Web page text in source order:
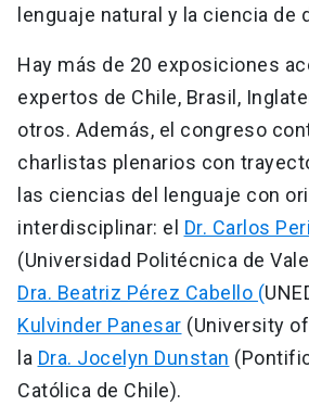
lenguaje natural y la ciencia de
Hay más de 20 exposiciones
expertos de Chile, Brasil,
otros. Además, el congreso
charlistas plenarios con
las ciencias del lenguaje con
interdisciplinar: el Dr. Carlos
(Universidad Politécnica de
Dra. Beatriz Pérez Cabello (
Kulvinder Panesar (University
la Dra. Jocelyn Dunstan
Católica de Chile).